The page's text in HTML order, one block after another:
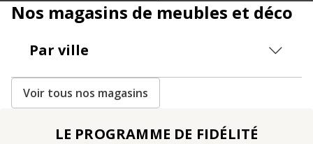
Nos magasins de meubles et déco
Par ville
Voir tous nos magasins
LE PROGRAMME DE FIDÉLITÉ